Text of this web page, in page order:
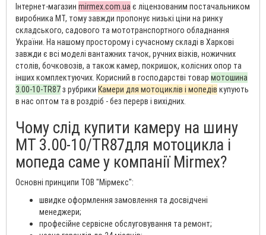
Інтернет-магазин mirmex.com.ua є ліцензованим постачальником
виробника MT, тому завжди пропонує низькі ціни на ринку
складського, садового та мототранспортного обладнання
України. На нашому просторому і сучасному складі в Харкові
завжди є всі моделі вантажних тачок, ручних візків, ножичних
столів, бочковозів, а також камер, покришок, колісних опор та
інших комплектуючих. Корисний в господарстві товар мотошина
3.00-10-TR87з рубрики Камери для мотоциклів і мопедів купують
в нас оптом та в роздріб - без перерв і вихідних.
Чому слід купити камеру на шину
MT 3.00-10/TR87для мотоцикла і
мопеда саме у компанії Mirmex?
Основні принципи ТОВ "Мірмекс":
швидке оформлення замовлення та досвідчені
менеджери;
професійне сервісне обслуговування та ремонт;